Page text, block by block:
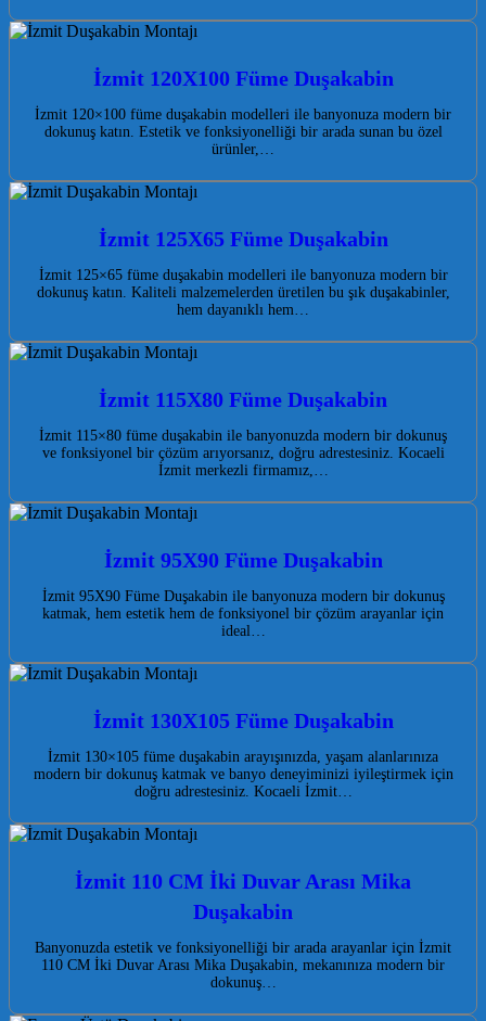
İzmit 120X100 Füme Duşakabin
İzmit 120×100 füme duşakabin modelleri ile banyonuza modern bir
dokunuş katın. Estetik ve fonksiyonelliği bir arada sunan bu özel
ürünler,…
İzmit 125X65 Füme Duşakabin
İzmit 125×65 füme duşakabin modelleri ile banyonuza modern bir
dokunuş katın. Kaliteli malzemelerden üretilen bu şık duşakabinler,
hem dayanıklı hem…
İzmit 115X80 Füme Duşakabin
İzmit 115×80 füme duşakabin ile banyonuzda modern bir dokunuş
ve fonksiyonel bir çözüm arıyorsanız, doğru adrestesiniz. Kocaeli
İzmit merkezli firmamız,…
İzmit 95X90 Füme Duşakabin
İzmit 95X90 Füme Duşakabin ile banyonuza modern bir dokunuş
katmak, hem estetik hem de fonksiyonel bir çözüm arayanlar için
ideal…
İzmit 130X105 Füme Duşakabin
İzmit 130×105 füme duşakabin arayışınızda, yaşam alanlarınıza
modern bir dokunuş katmak ve banyo deneyiminizi iyileştirmek için
doğru adrestesiniz. Kocaeli İzmit…
İzmit 110 CM İki Duvar Arası Mika
Duşakabin
Banyonuzda estetik ve fonksiyonelliği bir arada arayanlar için İzmit
110 CM İki Duvar Arası Mika Duşakabin, mekanınıza modern bir
dokunuş…